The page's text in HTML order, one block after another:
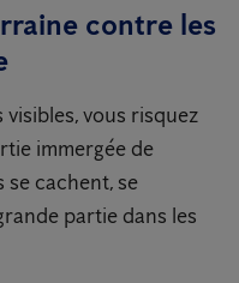
contre les
vous risquez
immergée de
se cachent, se
partie dans les